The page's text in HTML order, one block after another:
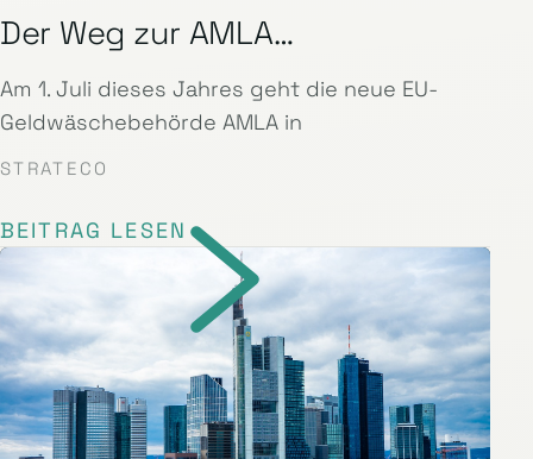
Der Weg zur AMLA…
Am 1. Juli dieses Jahres geht die neue EU-
Geldwäschebehörde AMLA in
STRATECO
BEITRAG LESEN